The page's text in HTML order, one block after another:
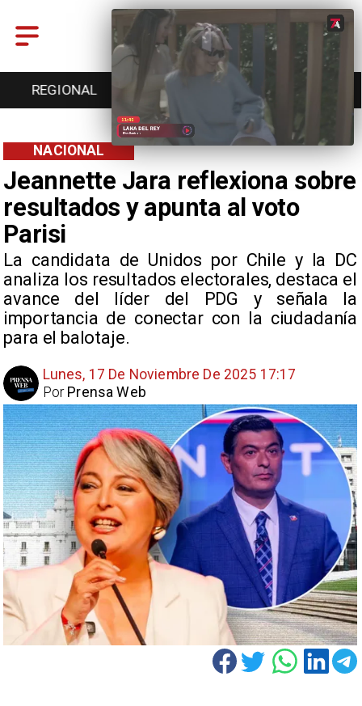
ENTRETENCIÓN DEPORTES CULTURA
Jeannette Jara reflexiona sobre
resultados y apunta al voto
Parisi
La candidata de Unidos por Chile y la DC
analiza los resultados electorales, destaca el
avance del líder del PDG y señala la
importancia de conectar con la ciudadanía
para el balotaje.
NACIONAL
Lunes, 17 De Noviembre De 2025 17:17
Prensa Web
Por